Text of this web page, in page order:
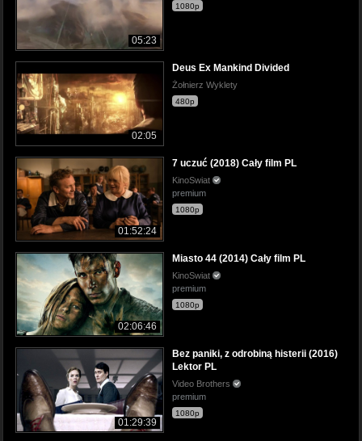
05:23
1080p
02:05
Deus Ex Mankind Divided
Żołnierz Wyklety
480p
01:52:24
7 uczuć (2018) Cały film PL
KinoSwiat
premium
1080p
02:06:46
Miasto 44 (2014) Cały film PL
KinoSwiat
premium
1080p
01:29:39
Bez paniki, z odrobiną histerii (2016)
Lektor PL
Video Brothers
premium
1080p